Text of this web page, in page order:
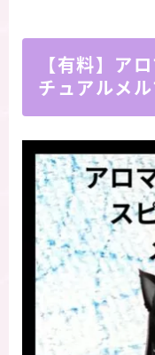
【有料】ア
チュアルメ